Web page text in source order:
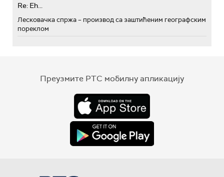
Re: Eh...
Лесковачка спржа – производ са заштићеним географским
пореклом
Преузмите РТС мобилну апликацију